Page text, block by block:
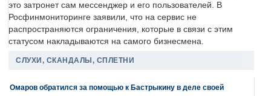
это затронет сам мессенджер и его пользователей. В
Росфинмониторинге заявили, что на сервис не
распространяются ограничения, которые в связи с этим
статусом накладываются на самого бизнесмена.
СЛУХИ, СКАНДАЛЫ, СПЛЕТНИ
Омаров обратился за помощью к Бастрыкину в деле своей